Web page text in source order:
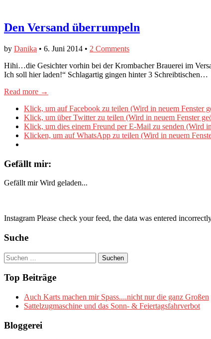
Den Versand überrumpeln
by Danika • 6. Juni 2014 • 2 Comments
Hihi…die Gesichter vorhin bei der Krombacher Brauerei im
Ich soll hier laden!“ Schlagartig gingen hinter 3 Schreibtischen…
Read more →
Klick, um auf Facebook zu teilen (Wird in neuem Fenster
Klick, um über Twitter zu teilen (Wird in neuem Fenster
Klick, um dies einem Freund per E-Mail zu senden (Wird
Klicken, um auf WhatsApp zu teilen (Wird in neuem
Gefällt mir:
Gefällt mir Wird geladen...
Instagram Please check your feed, the data was entered
Suche
Suchen
nach:
Top Beiträge
Auch Karts machen mir Spass....nicht nur die ganz Großen
Sattelzugmaschine und das Sonn- & Feiertagsfahrverbot
Bloggerei